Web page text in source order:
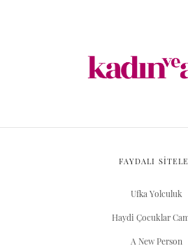
FAYDALI
Ufka Yolculuk
Haydi Çocuklar
A New Person